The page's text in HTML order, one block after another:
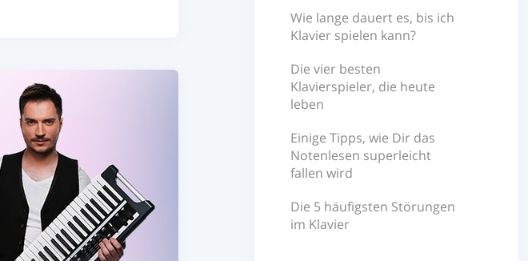
Wie lange dauert es, bis ich
Klavier spielen kann?
Die vier besten
Klavierspieler, die heute
leben
Einige Tipps, wie Dir das
Notenlesen superleicht
fallen wird
Die 5 häufigsten Störungen
im Klavier